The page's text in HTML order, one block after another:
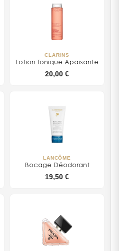
CLARINS
Lotion Tonique Apaisante
20,00 €
LANCÔME
Bocage Déodorant
19,50 €